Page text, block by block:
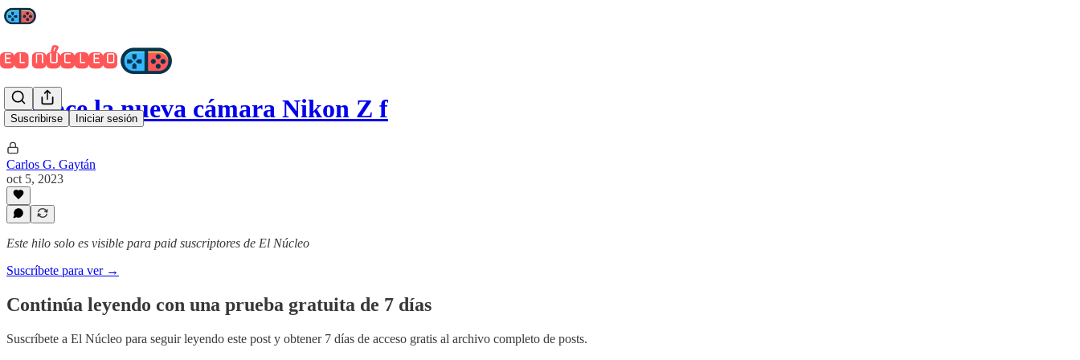
Suscribirse Iniciar sesión
Conoce la nueva cámara Nikon Z f
Carlos G. Gaytán
oct 5, 2023
Este hilo solo es visible para paid suscriptores de El Núcleo
Suscríbete para ver →
Continúa leyendo con una prueba gratuita de 7 días
Suscríbete a El Núcleo para seguir leyendo este post y obtener 7 días de acceso gratis al archivo completo de posts.